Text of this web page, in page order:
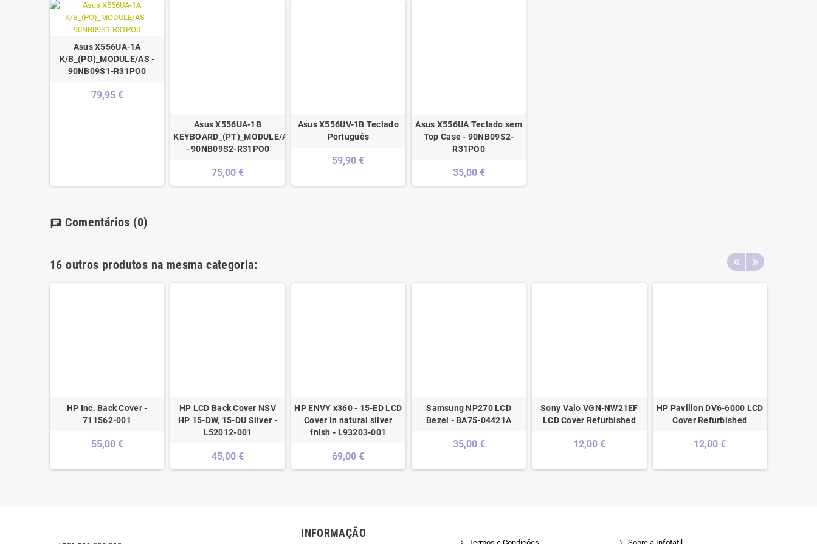
Asus X556UA-1A
K/B_(PO)_MODULE/AS -
90NB09S1-R31PO0
79,95 €
Asus X556UA-1B
KEYBOARD_(PT)_MODULE/AS
- 90NB09S2-R31PO0
75,00 €
Asus X556UV-1B Teclado
Português
59,90 €
Asus X556UA Teclado sem
Top Case - 90NB09S2-
R31PO0
35,00 €
chat Comentários (0)
16 outros produtos na mesma categoria:
HP Inc. Back Cover -
711562-001
55,00 €
HP LCD Back Cover NSV
HP 15-DW, 15-DU Silver -
L52012-001
45,00 €
HP ENVY x360 - 15-ED LCD
Cover In natural silver
ƭnish - L93203-001
69,00 €
Samsung NP270 LCD
Bezel - BA75-04421A
35,00 €
Sony Vaio VGN-NW21EF
LCD Cover Refurbished
12,00 €
HP Pavilion DV6-6000 LCD
Cover Refurbished
12,00 €
INFORMAÇÃO